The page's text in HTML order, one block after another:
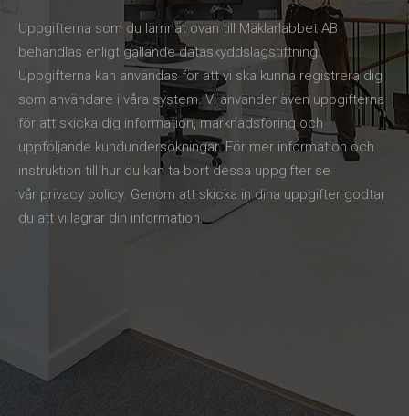
Uppgifterna som du lämnat ovan till Mäklarlabbet AB
behandlas enligt gällande dataskyddslagstiftning.
Uppgifterna kan användas för att vi ska kunna registrera dig
som användare i våra system. Vi använder även uppgifterna
för att skicka dig information, marknadsföring och
uppföljande kundundersökningar. För mer information och
instruktion till hur du kan ta bort dessa uppgifter se
vår privacy policy. Genom att skicka in dina uppgifter godtar
du att vi lagrar din information.